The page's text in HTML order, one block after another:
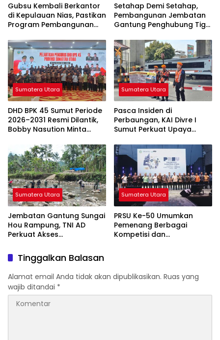
Gubsu Kembali Berkantor
di Kepulauan Nias, Pastikan
Program Pembangunan
Setahap Demi Setahap,
Pembangunan Jembatan
Gantung Penghubung Tiga
Terwujud
Sumatera Utara
DHD BPK 45 Sumut Periode
2026–2031 Resmi Dilantik,
Bobby Nasution Minta
Ditularkan ke Generasi
Muda
Sumatera Utara
Pasca Insiden di
Perbaungan, KAI Divre I
Sumut Perkuat Upaya
Perlintasan Sebidang
Sumatera Utara
Jembatan Gantung Sungai
Hou Rampung, TNI AD
Perkuat Akses
Nias
Sumatera Utara
PRSU Ke-50 Umumkan
Pemenang Berbagai
Kompetisi dan
Tinggalkan Balasan
Alamat email Anda tidak akan dipublikasikan. Ruas yang
wajib ditandai *